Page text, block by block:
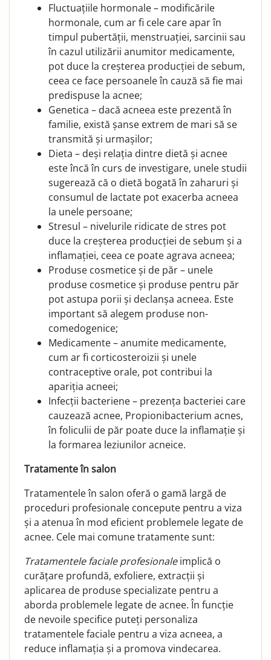
Fluctuațiile hormonale – modificările
hormonale, cum ar fi cele care apar în
timpul pubertății, menstruației, sarcinii sau
în cazul utilizării anumitor medicamente,
pot duce la creșterea producției de sebum,
ceea ce face persoanele în cauză să fie mai
predispuse la acnee;
Genetica – dacă acneea este prezentă în
familie, există șanse extrem de mari să se
transmită și urmașilor;
Dieta – deși relația dintre dietă și acnee
este încă în curs de investigare, unele studii
sugerează că o dietă bogată în zaharuri și
consumul de lactate pot exacerba acneea
la unele persoane;
Stresul – nivelurile ridicate de stres pot
duce la creșterea producției de sebum și a
inflamației, ceea ce poate agrava acneea;
Produse cosmetice și de păr – unele
produse cosmetice și produse pentru păr
pot astupa porii și declanșa acneea. Este
important să alegem produse non-
comedogenice;
Medicamente – anumite medicamente,
cum ar fi corticosteroizii și unele
contraceptive orale, pot contribui la
apariția acneei;
Infecții bacteriene – prezența bacteriei care
cauzează acnee, Propionibacterium acnes,
în foliculii de păr poate duce la inflamație și
la formarea leziunilor acneice.
Tratamente în salon
Tratamentele în salon oferă o gamă largă de
proceduri profesionale concepute pentru a viza
și a atenua în mod eficient problemele legate de
acnee. Cele mai comune tratamente sunt:
Tratamentele faciale profesionaleimplică o
curățare profundă, exfoliere, extracții și
aplicarea de produse specializate pentru a
aborda problemele legate de acnee. În funcție
de nevoile specifice puteți personaliza
tratamentele faciale pentru a viza acneea, a
reduce inflamația și a promova vindecarea.